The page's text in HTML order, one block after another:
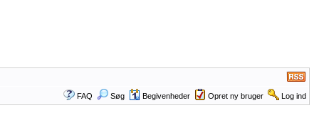
FAQ Søg Begivenheder Opret ny bruger Log ind